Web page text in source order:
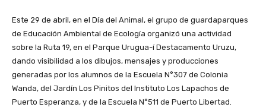
Este 29 de abril, en el Día del Animal, el grupo de guardaparques
de Educación Ambiental de Ecología organizó una actividad
sobre la Ruta 19, en el Parque Urugua-í Destacamento Uruzu,
dando visibilidad a los dibujos, mensajes y producciones
generadas por los alumnos de la Escuela N°307 de Colonia
Wanda, del Jardín Los Pinitos del Instituto Los Lapachos de
Puerto Esperanza, y de la Escuela N°511 de Puerto Libertad.